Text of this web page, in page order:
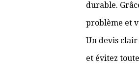
durable.
problème et
Un devis
et évitez